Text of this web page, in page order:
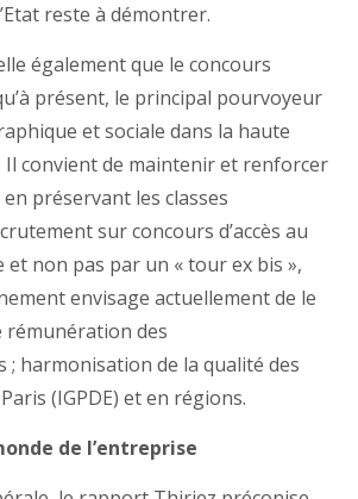
reste à démontrer.
également que le concours
présent, le principal pourvoyeur
et sociale dans la haute
convient de maintenir et renforcer
en préservant les classes
sur concours d’accès au
non pas par un « tour ex bis »,
envisage actuellement de le
rémunération des
harmonisation de la qualité des
(IGPDE) et en régions.
de l’entreprise